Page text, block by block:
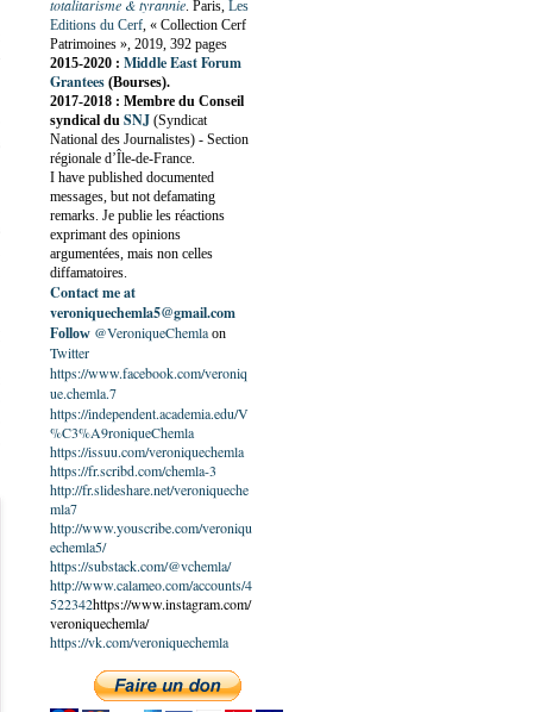
totalitarisme & tyrannie. Paris, Les
Editions du Cerf, « Collection Cerf
Patrimoines », 2019, 392 pages
2015-2020 : Middle East Forum
Grantees (Bourses).
2017-2018 : Membre du Conseil
syndical du SNJ (Syndicat
National des Journalistes) - Section
régionale d’Île-de-France.
I have published documented
messages, but not defamating
remarks. Je publie les réactions
exprimant des opinions
argumentées, mais non celles
diffamatoires.
Contact me at
veroniquechemla5@gmail.com
Follow @VeroniqueChemlaon
Twitter
https://www.facebook.com/veroniq
ue.chemla.7
https://independent.academia.edu/V
%C3%A9roniqueChemla
https://issuu.com/veroniquechemla
https://fr.scribd.com/chemla-3
http://fr.slideshare.net/veroniqueche
mla7
http://www.youscribe.com/veroniqu
echemla5/
https://substack.com/@vchemla/
http://www.calameo.com/accounts/4
522342https://www.instagram.com/
veroniquechemla/
https://vk.com/veroniquechemla